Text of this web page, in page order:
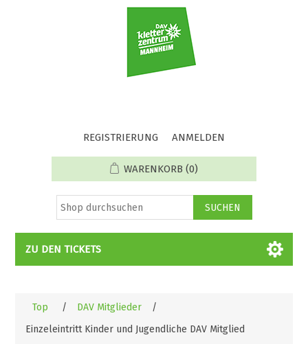
REGISTRIERUNG ANMELDEN
WARENKORB (0)
ZU DEN TICKETS
Top / DAV Mitglieder
/
Einzeleintritt Kinder und Jugendliche DAV Mitglied